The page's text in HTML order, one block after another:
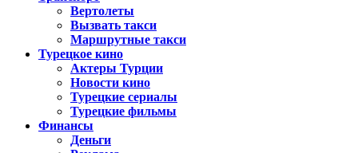
Вертолеты
Вызвать такси
Маршрутные такси
Турецкое кино
Актеры Турции
Новости кино
Турецкие сериалы
Турецкие фильмы
Финансы
Деньги